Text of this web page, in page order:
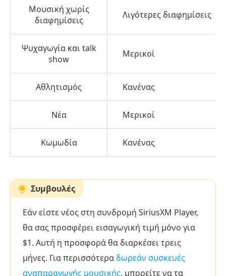
Μουσική χωρίς
διαφημίσεις
Λιγότερες διαφημίσεις
Ψυχαγωγία και talk
show
Μερικοί
Αθλητισμός Κανένας
Νέα Μερικοί
Κωμωδία Κανένας
Συμβουλές
Εάν είστε νέος στη συνδρομή SiriusXM Player,
θα σας προσφέρει εισαγωγική τιμή μόνο για
$1. Αυτή η προσφορά θα διαρκέσει τρεις
μήνες. Για περισσότεραδωρεάν συσκευές
αναπαραγωγής μουσικής, μπορείτε να τα